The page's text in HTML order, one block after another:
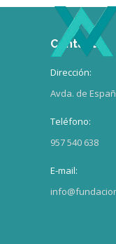
Contacto
Dirección:
Avda. de
Teléfono:
957 540 638
E-mail: